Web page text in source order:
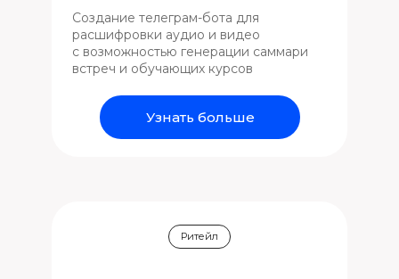
Создание телеграм-бота для
расшифровки аудио и видео
с возможностью генерации саммари
встреч и обучающих курсов
Узнать больше
Ритейл